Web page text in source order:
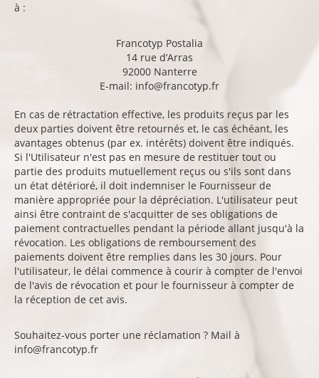
à :
Francotyp Postalia
14 rue d’Arras
92000 Nanterre
E-mail: info@francotyp.fr
En cas de rétractation effective, les produits reçus par les
deux parties doivent être retournés et, le cas échéant, les
avantages obtenus (par ex. intérêts) doivent être indiqués.
Si l'Utilisateur n'est pas en mesure de restituer tout ou
partie des produits mutuellement reçus ou s'ils sont dans
un état détérioré, il doit indemniser le Fournisseur de
manière appropriée pour la dépréciation. L'utilisateur peut
ainsi être contraint de s'acquitter de ses obligations de
paiement contractuelles pendant la période allant jusqu'à la
révocation. Les obligations de remboursement des
paiements doivent être remplies dans les 30 jours. Pour
l'utilisateur, le délai commence à courir à compter de l'envoi
de l'avis de révocation et pour le fournisseur à compter de
la réception de cet avis.
Souhaitez-vous porter une réclamation ? Mail à
info@francotyp.fr